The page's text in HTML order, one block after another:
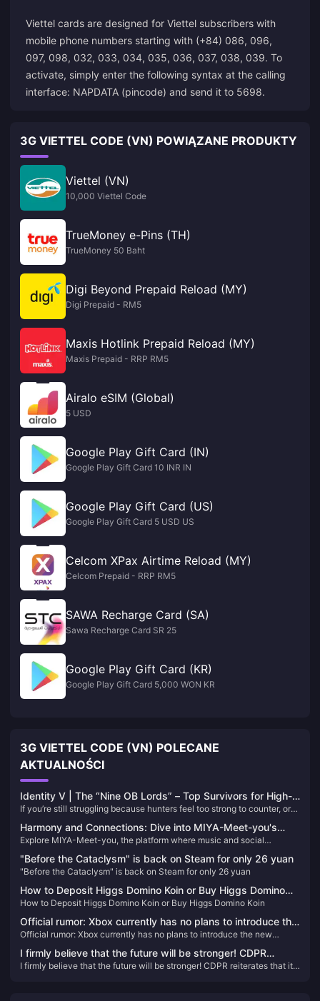
Viettel cards are designed for Viettel subscribers with
mobile phone numbers starting with (+84) 086, 096,
097, 098, 032, 033, 034, 035, 036, 037, 038, 039. To
activate, simply enter the following syntax at the calling
interface: NAPDATA (pincode) and send it to 5698.
3G VIETTEL CODE (VN) POWIĄZANE PRODUKTY
Viettel (VN)
10,000 Viettel Code
TrueMoney e-Pins (TH)
TrueMoney 50 Baht
Digi Beyond Prepaid Reload (MY)
Digi Prepaid - RM5
Maxis Hotlink Prepaid Reload (MY)
Maxis Prepaid - RRP RM5
Airalo eSIM (Global)
5 USD
Google Play Gift Card (IN)
Google Play Gift Card 10 INR IN
Google Play Gift Card (US)
Google Play Gift Card 5 USD US
Celcom XPax Airtime Reload (MY)
Celcom Prepaid - RRP RM5
SAWA Recharge Card (SA)
Sawa Recharge Card SR 25
Google Play Gift Card (KR)
Google Play Gift Card 5,000 WON KR
3G VIETTEL CODE (VN) POLECANE
AKTUALNOŚCI
Identity V | The “Nine OB Lords” – Top Survivors for High-
Level Kiting and Obstructing!
If you’re still struggling because hunters feel too strong to counter, or
you’re forced to carry every match alone—then training the following
characters is the way to go!
Harmony and Connections: Dive into MIYA-Meet-you's
Musical World
Explore MIYA-Meet-you, the platform where music and social
journey, and how to enhance your experience with Meet-good-voice-
Coins, all while finding harmony and new friendships.
"Before the Cataclysm" is back on Steam for only 26 yuan
"Before the Cataclysm" is back on Steam for only 26 yuan
How to Deposit Higgs Domino Koin or Buy Higgs Domino
Koin
How to Deposit Higgs Domino Koin or Buy Higgs Domino Koin
Official rumor: Xbox currently has no plans to introduce the
new "Dream of Mana" to Game Pass
Official rumor: Xbox currently has no plans to introduce the new
I firmly believe that the future will be stronger! CDPR
reiterates that it is not interested in acquisitions
I firmly believe that the future will be stronger! CDPR reiterates that it